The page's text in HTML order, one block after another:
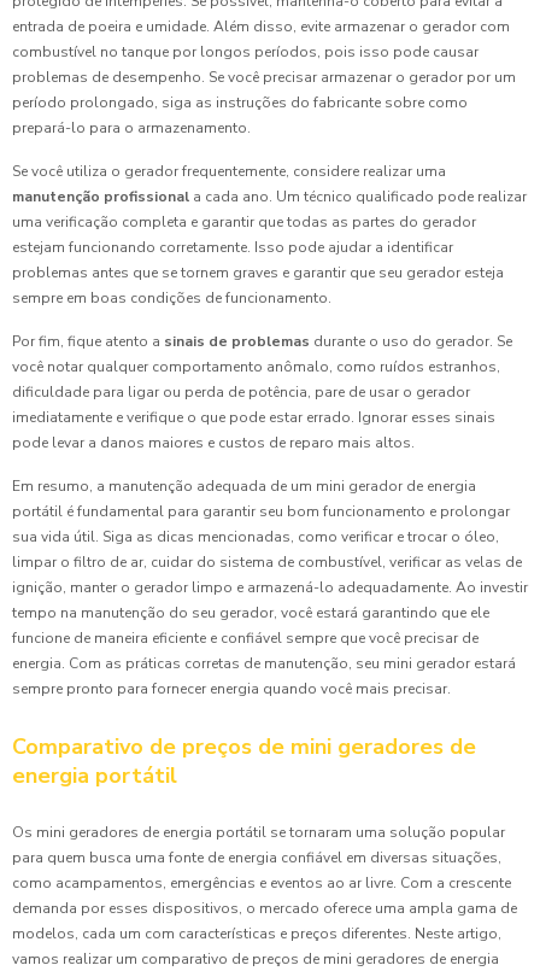
entrada de poeira e umidade. Além disso, evite armazenar o gerador com
combustível no tanque por longos períodos, pois isso pode causar
problemas de desempenho. Se você precisar armazenar o gerador por um
período prolongado, siga as instruções do fabricante sobre como
prepará-lo para o armazenamento.
Se você utiliza o gerador frequentemente, considere realizar uma
manutenção profissional a cada ano. Um técnico qualificado pode realizar
uma verificação completa e garantir que todas as partes do gerador
estejam funcionando corretamente. Isso pode ajudar a identificar
problemas antes que se tornem graves e garantir que seu gerador esteja
sempre em boas condições de funcionamento.
Por fim, fique atento a sinais de problemas durante o uso do gerador. Se
você notar qualquer comportamento anômalo, como ruídos estranhos,
dificuldade para ligar ou perda de potência, pare de usar o gerador
imediatamente e verifique o que pode estar errado. Ignorar esses sinais
pode levar a danos maiores e custos de reparo mais altos.
Em resumo, a manutenção adequada de um mini gerador de energia
portátil é fundamental para garantir seu bom funcionamento e prolongar
sua vida útil. Siga as dicas mencionadas, como verificar e trocar o óleo,
limpar o filtro de ar, cuidar do sistema de combustível, verificar as velas de
ignição, manter o gerador limpo e armazená-lo adequadamente. Ao investir
tempo na manutenção do seu gerador, você estará garantindo que ele
funcione de maneira eficiente e confiável sempre que você precisar de
energia. Com as práticas corretas de manutenção, seu mini gerador estará
sempre pronto para fornecer energia quando você mais precisar.
Comparativo de preços de mini geradores de
energia portátil
Os mini geradores de energia portátil se tornaram uma solução popular
para quem busca uma fonte de energia confiável em diversas situações,
como acampamentos, emergências e eventos ao ar livre. Com a crescente
demanda por esses dispositivos, o mercado oferece uma ampla gama de
modelos, cada um com características e preços diferentes. Neste artigo,
vamos realizar um comparativo de preços de mini geradores de energia